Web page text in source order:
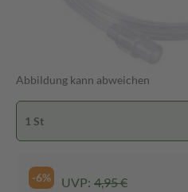
Abbildung kann abweichen
1 St
-6% UVP: 4,95 €